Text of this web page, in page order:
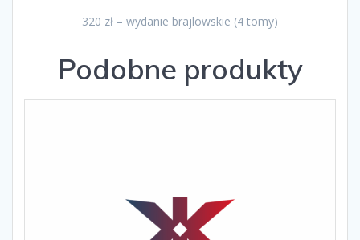
320 zł – wydanie brajlowskie (4 tomy)
Podobne produkty